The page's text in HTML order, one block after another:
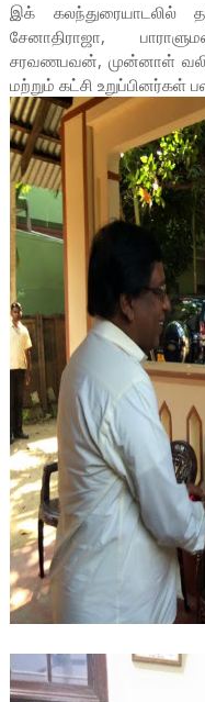
இக் கலந்துரையாடலில்
சேனாதிராஜா,
சரவணபவன், முன்னாள்
மற்றும் கட்சி